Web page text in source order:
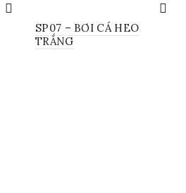
SP07 – BƠI CÁ HEO
TRẮNG